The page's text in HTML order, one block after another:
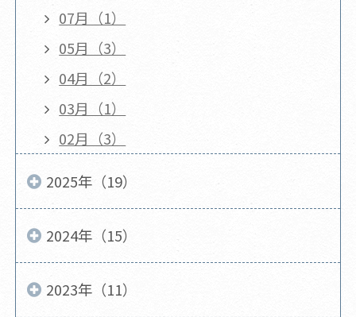
07月（1）
05月（3）
04月（2）
03月（1）
02月（3）
2025年（19）
2024年（15）
2023年（11）